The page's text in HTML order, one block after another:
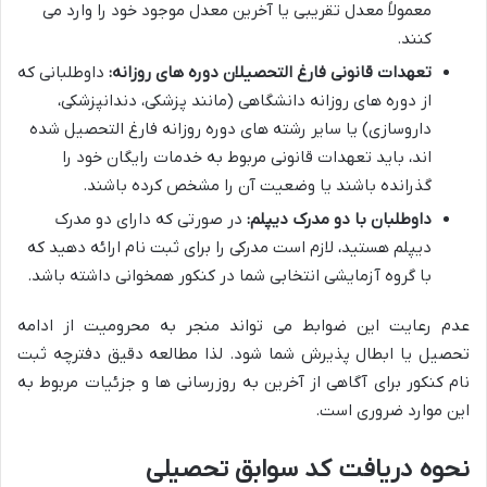
معمولاً معدل تقریبی یا آخرین معدل موجود خود را وارد می
کنند.
تعهدات قانونی فارغ التحصیلان دوره های روزانه: داوطلبانی که
از دوره های روزانه دانشگاهی (مانند پزشکی، دندانپزشکی،
داروسازی) یا سایر رشته های دوره روزانه فارغ التحصیل شده
اند، باید تعهدات قانونی مربوط به خدمات رایگان خود را
گذرانده باشند یا وضعیت آن را مشخص کرده باشند.
داوطلبان با دو مدرک دیپلم: در صورتی که دارای دو مدرک
دیپلم هستید، لازم است مدرکی را برای ثبت نام ارائه دهید که
با گروه آزمایشی انتخابی شما در کنکور همخوانی داشته باشد.
عدم رعایت این ضوابط می تواند منجر به محرومیت از ادامه
تحصیل یا ابطال پذیرش شما شود. لذا مطالعه دقیق دفترچه ثبت
نام کنکور برای آگاهی از آخرین به روزرسانی ها و جزئیات مربوط به
این موارد ضروری است.
نحوه دریافت کد سوابق تحصیلی